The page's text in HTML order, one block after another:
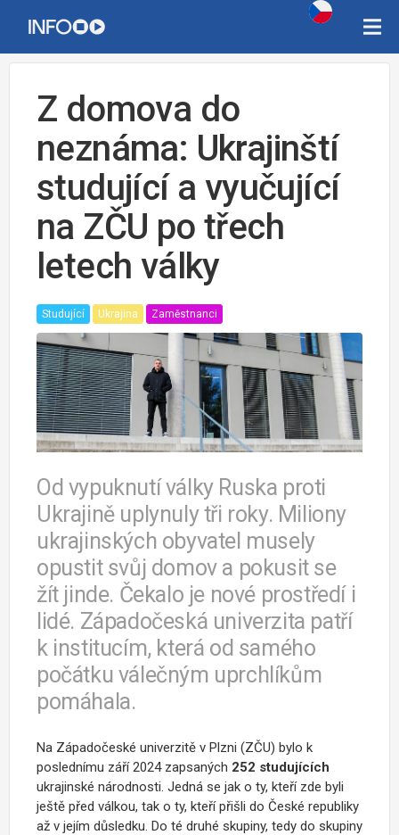
Z domova do
neznáma: Ukrajinští
studující a vyučující
na ZČU po třech
letech války
Studující Ukrajina Zaměstnanci
Od vypuknutí války Ruska proti
Ukrajině uplynuly tři roky. Miliony
ukrajinských obyvatel musely
opustit svůj domov a pokusit se
žít jinde. Čekalo je nové prostředí i
lidé. Západočeská univerzita patří
k institucím, která od samého
počátku válečným uprchlíkům
pomáhala.
Na Západočeské univerzitě v Plzni (ZČU) bylo k
poslednímu září 2024 zapsaných 252 studujících
ukrajinské národnosti. Jedná se jak o ty, kteří zde byli
ještě před válkou, tak o ty, kteří přišli do České republiky
až v jejím důsledku. Do té druhé skupiny, tedy do skupiny